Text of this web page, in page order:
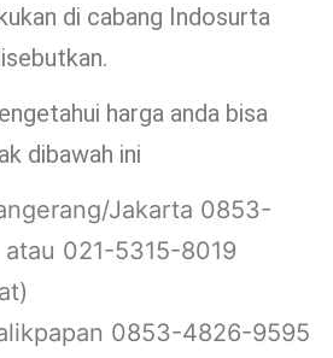
di cabang Indosurta
harga anda bisa
dibawah ini
Jakarta 0853-
021-5315-8019
0853-4826-9595